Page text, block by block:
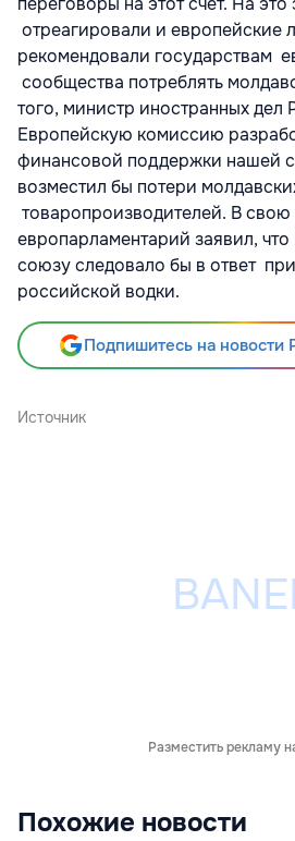
отреагировали и европейские
рекомендовали государствам
сообщества потреблять
того, министр иностранных дел
Европейскую комиссию
финансовой поддержки нашей
возместил бы потери
товаропроизводителей. В свою
европарламентарий заявил,
союзу следовало бы в ответ
российской водки.
Подпишитесь на новости
Источник
Разместить рекламу
Похожие новости